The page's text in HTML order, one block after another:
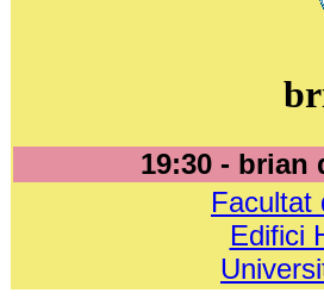
19:30 -
Facultat
Edifici